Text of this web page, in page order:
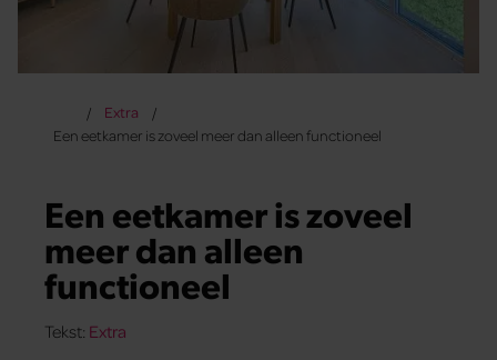
Extra
Een eetkamer is zoveel meer dan alleen functioneel
Een eetkamer is zoveel
meer dan alleen
functioneel
Tekst: Extra